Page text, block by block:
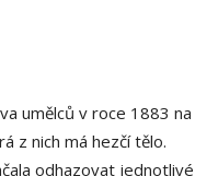
umělců v roce 1883 na
z nich má hezčí tělo.
odhazovat jednotlivé